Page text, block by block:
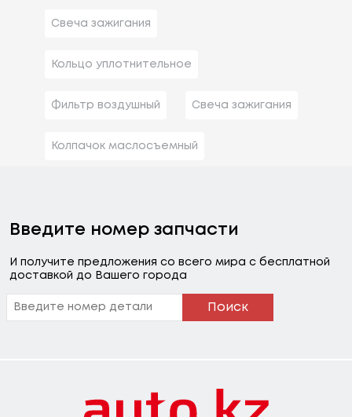
Свеча зажигания
Кольцо уплотнительное
Фильтр воздушный Свеча зажигания
Колпачок маслосъемный
Введите номер запчасти
И получите предложения со всего мира с бесплатной
доставкой до Вашего города
Поиск